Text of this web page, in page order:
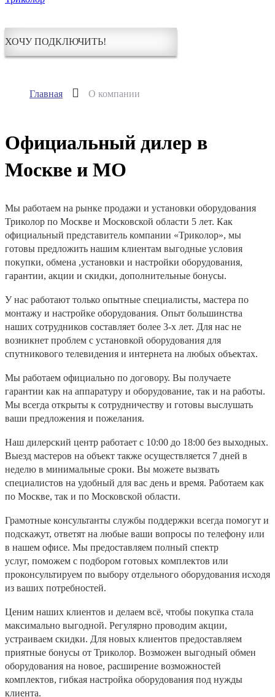
ХОЧУ ПОДКЛЮЧИТЬ!
Главная О компании
Официальный дилер в
Москве и МО
Мы работаем на рынке продажи и установки оборудования
Триколор по Москве и Московской области 5 лет. Как
официальный представитель компании «Триколор», мы
готовы предложить нашим клиентам выгодные условия
покупки, обмена ,установки и настройки оборудования,
гарантии, акции и скидки, дополнительные бонусы.
У нас работают только опытные специалисты, мастера по
монтажу и настройке оборудования. Опыт большинства
наших сотрудников составляет более 3-х лет. Для нас не
возникнет проблем с установкой оборудования для
спутникового телевидения и интернета на любых объектах.
Мы работаем официально по договору. Вы получаете
гарантии как на аппаратуру и оборудование, так и на работы.
Мы всегда открыты к сотрудничеству и готовы выслушать
ваши предложения и пожелания.
Наш дилерский центр работает с 10:00 до 18:00 без выходных.
Выезд мастеров на объект также осуществляется 7 дней в
неделю в минимальные сроки. Вы можете вызвать
специалистов на удобный для вас день и время. Работаем как
по Москве, так и по Московской области.
Грамотные консультанты службы поддержки всегда помогут и
подскажут, ответят на любые ваши вопросы по телефону или
в нашем офисе. Мы предоставляем полный спектр
услуг, поможем с подбором готовых комплектов или
проконсультируем по выбору отдельного оборудования исходя
из ваших потребностей.
Ценим наших клиентов и делаем всё, чтобы покупка стала
максимально выгодной. Регулярно проводим акции,
устраиваем скидки. Для новых клиентов предоставляем
приятные бонусы от Триколор. Возможен выгодный обмен
оборудования на новое, расширение возможностей
комплектов, гибкая настройка оборудования под нужды
клиента.